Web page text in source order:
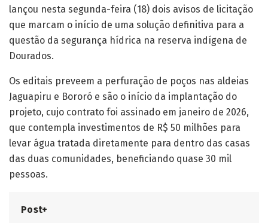
lançou nesta segunda-feira (18) dois avisos de licitação
que marcam o início de uma solução definitiva para a
questão da segurança hídrica na reserva indígena de
Dourados.
Os editais preveem a perfuração de poços nas aldeias
Jaguapiru e Bororó e são o início da implantação do
projeto, cujo contrato foi assinado em janeiro de 2026,
que contempla investimentos de R$ 50 milhões para
levar água tratada diretamente para dentro das casas
das duas comunidades, beneficiando quase 30 mil
pessoas.
Post+